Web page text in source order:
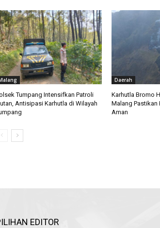
Tumpang Intensifkan Patroli
Antisipasi Karhutla di Wilayah
Daerah
Karhutla Bromo
Malang Pastikan
Aman
EDITOR